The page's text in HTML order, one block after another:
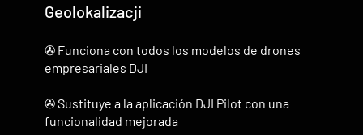
Geolokalizacji
✇ Funciona con todos los modelos de drones
empresariales DJI
✇ Sustituye a la aplicación DJI Pilot con una
funcionalidad mejorada